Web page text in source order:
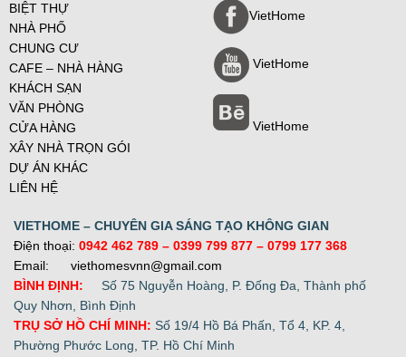
BIỆT THỰ
NHÀ PHỐ
CHUNG CƯ
CAFE – NHÀ HÀNG
KHÁCH SẠN
VĂN PHÒNG
CỬA HÀNG
XÂY NHÀ TRỌN GÓI
DỰ ÁN KHÁC
LIÊN HỆ
VietHome
VietHome
VietHome
VIETHOME – CHUYÊN GIA SÁNG TẠO KHÔNG GIAN
Điện thoại: 0942 462 789 – 0399 799 877 – 0799 177 368
Email: viethomesvnn@gmail.com
BÌNH ĐỊNH:
Số 75 Nguyễn Hoàng, P. Đống Đa, Thành phố
Quy Nhơn, Bình Định
TRỤ SỞ HỒ CHÍ MINH: Số 19/4 Hồ Bá Phấn, Tổ 4, KP. 4,
Phường Phước Long, TP. Hồ Chí Minh